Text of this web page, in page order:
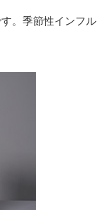
。季節性インフル